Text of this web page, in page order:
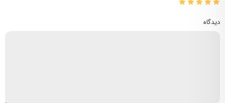
دیدگاه